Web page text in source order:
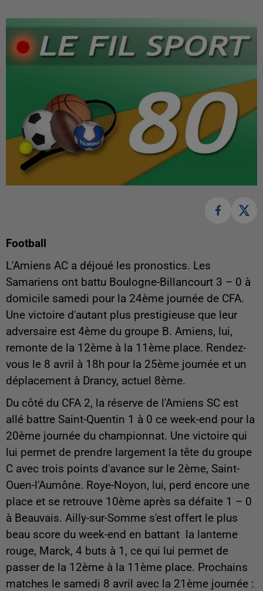
Football
L'Amiens AC a déjoué les pronostics. Les
Samariens ont battu Boulogne-Billancourt 3 – 0 à
domicile samedi pour la 24ème journée de CFA.
Une victoire d'autant plus prestigieuse que leur
adversaire est 4ème du groupe B. Amiens, lui,
remonte de la 12ème à la 11ème place. Rendez-
vous le 8 avril à 18h pour la 25ème journée et un
déplacement à Drancy, actuel 8ème.
Du côté du CFA 2, la réserve de l'Amiens SC est
allé battre Saint-Quentin 1 à 0 ce week-end pour la
20ème journée du championnat. Une victoire qui
lui permet de prendre largement la tête du groupe
C avec trois points d'avance sur le 2ème, Saint-
Ouen-l'Aumône. Roye-Noyon, lui, perd encore une
place et se retrouve 10ème après sa défaite 1 – 0
à Beauvais. Ailly-sur-Somme s'est offert le plus
beau score du week-end en battant la lanterne
rouge, Marck, 4 buts à 1, ce qui lui permet de
passer de la 12ème à la 11ème place. Prochains
matches le samedi 8 avril avec la 21ème journée :